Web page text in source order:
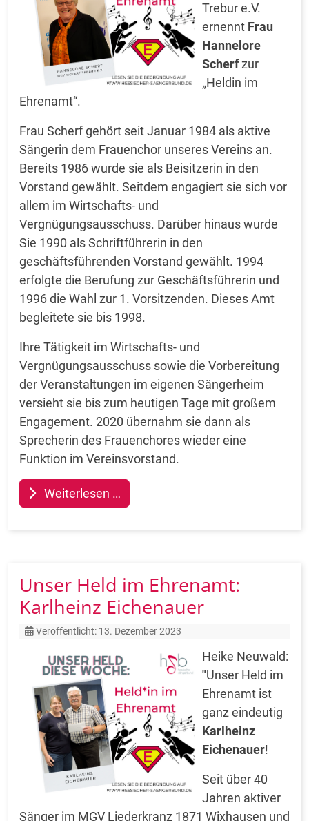
Trebur e.V.
ernennt Frau
Hannelore
Scherfzur
„Heldin im
Ehrenamt“.
Frau Scherf gehört seit Januar 1984 als aktive
Sängerin dem Frauenchor unseres Vereins an.
Bereits 1986 wurde sie als Beisitzerin in den
Vorstand gewählt. Seitdem engagiert sie sich vor
allem im Wirtschafts- und
Vergnügungsausschuss. Darüber hinaus wurde
Sie 1990 als Schriftführerin in den
geschäftsführenden Vorstand gewählt. 1994
erfolgte die Berufung zur Geschäftsführerin und
1996 die Wahl zur 1. Vorsitzenden. Dieses Amt
begleitete sie bis 1998.
Ihre Tätigkeit im Wirtschafts- und
Vergnügungsausschuss sowie die Vorbereitung
der Veranstaltungen im eigenen Sängerheim
versieht sie bis zum heutigen Tage mit großem
Engagement. 2020 übernahm sie dann als
Sprecherin des Frauenchores wieder eine
Funktion im Vereinsvorstand.
Weiterlesen …
Unser Held im Ehrenamt:
Karlheinz Eichenauer
Details
Veröffentlicht: 13. Dezember 2023
Heike Neuwald:
"Unser Held im
Ehrenamt ist
ganz eindeutig
Karlheinz
Eichenauer!
Seit über 40
Jahren aktiver
Sänger im MGV Liederkranz 1871 Wixhausen und